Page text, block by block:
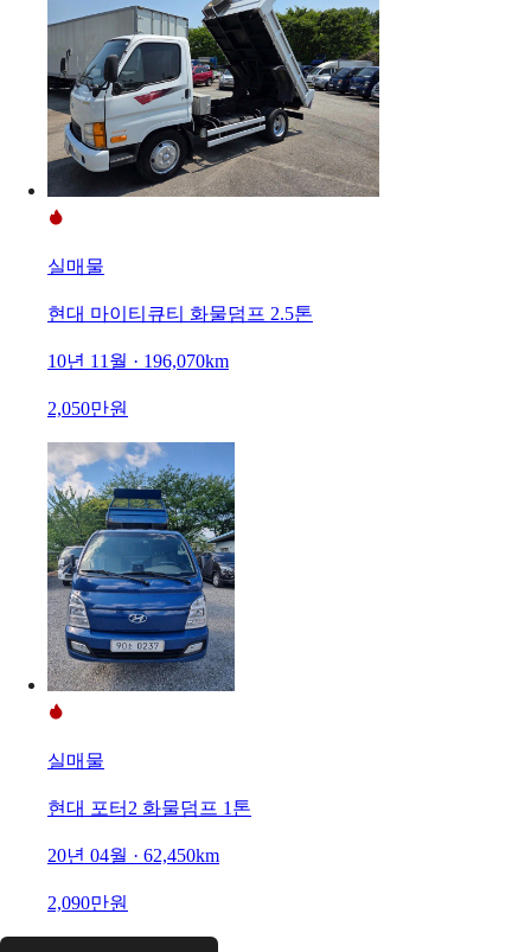
실매물
현대 마이티큐티 화물덤프 2.5톤
10년 11월 · 196,070km
2,050만원
실매물
현대 포터2 화물덤프 1톤
20년 04월 · 62,450km
2,090만원